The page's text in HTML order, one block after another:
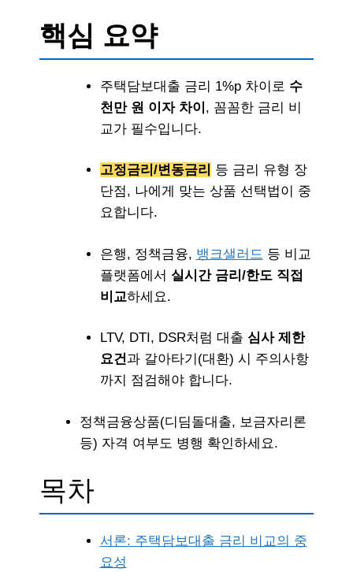
핵심 요약
주택담보대출 금리 1%p 차이로 수
천만 원 이자 차이 , 꼼꼼한 금리 비
교가 필수입니다.
고정금리/변동금리 등 금리 유형 장
단점, 나에게 맞는 상품 선택법이 중
요합니다.
은행, 정책금융, 뱅크샐러드 등 비교
플랫폼에서 실시간 금리/한도 직접
비교하세요.
LTV, DTI, DSR처럼 대출 심사 제한
요건과 갈아타기(대환) 시 주의사항
까지 점검해야 합니다.
정책금융상품(디딤돌대출, 보금자리론
등) 자격 여부도 병행 확인하세요.
목차
서론: 주택담보대출 금리 비교의 중
요성